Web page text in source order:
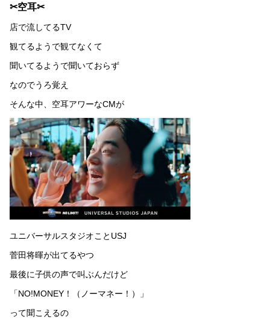
✂空耳✂
店で流してるTV
観てるようで観てなくて
聞いてるようで聞いておらず
なのでうろ覚え
そんな中、空耳アワーなCMが
ユニバーサルスタジオことUSJ
菅田将暉が出てるやつ
最後に子供の声で叫ぶんだけど
「NO!MONEY！（ノーマネー！）」
って聞こえるの